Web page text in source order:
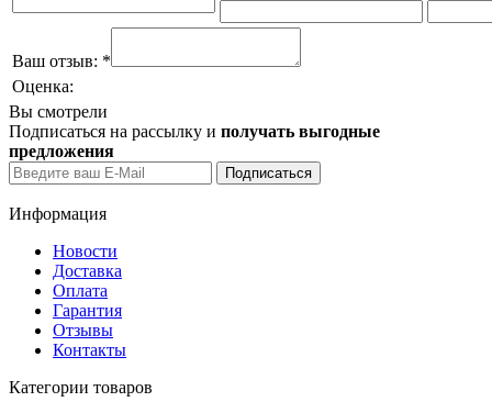
Ваш отзыв: *
Оценка:
Вы смотрели
Подписаться на рассылку и получать выгодные
предложения
Информация
Новости
Доставка
Оплата
Гарантия
Отзывы
Контакты
Категории товаров